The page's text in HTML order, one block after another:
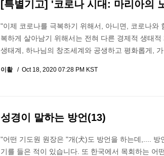
[특별기고] '코로나 시대: 마리아의
"이제 코로나를 극복하기 위해서, 아니면, 코로나와
복하게 살아남기 위해서는 전혀 다른 경제적 생태
생태계, 하나님의 창조세계와 공생하고 평화롭게,
이활 Oct 18, 2020 07:28 PM KST
성경이 말하는 방언(13)
"어떤 기도원 원장은 "개(犬)도 방언을 하는데,....
기를 들은 적이 있습니다. 또 한국에서 목회하는 어